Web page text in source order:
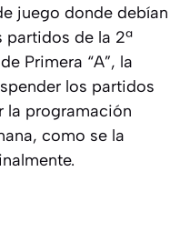
juego donde debían
partidos de la 2ª
Primera “A”, la
los partidos
la programación
como se la